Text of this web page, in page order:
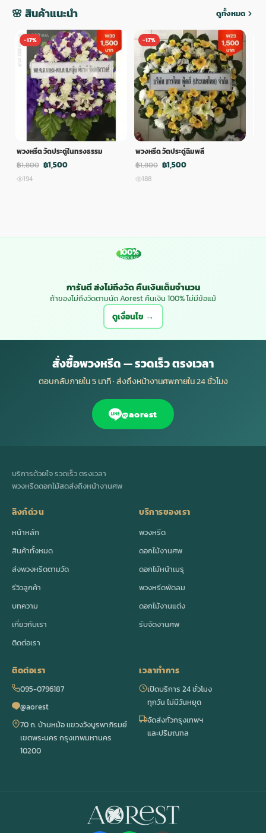
🌸 สินค้าแนะนำ ดูทั้งหมด
-17%
พวงหรีด วัดประดู่ในทรงธรรม
฿1,800 ฿1,500
194
-17%
พวงหรีด วัดประดู่ฉิมพลี
฿1,800 ฿1,500
188
100%
MONEY BACK
การันตี ส่งไม่ถึงวัด คืนเงินเต็มจำนวน
ถ้าของไม่ถึงวัดตามนัด Aorest คืนเงิน 100% ไม่มีข้อแม้
ดูเงื่อนไข →
สั่งซื้อพวงหรีด — รวดเร็ว ตรงเวลา
ตอบกลับภายใน 5 นาที · ส่งถึงหน้างานศพภายใน 24 ชั่วโมง
@aorest
บริการด้วยใจ รวดเร็ว ตรงเวลา
พวงหรีดดอกไม้สดส่งถึงหน้างานศพ
ลิงก์ด่วน
หน้าหลัก
สินค้าทั้งหมด
ส่งพวงหรีดตามวัด
รีวิวลูกค้า
บทความ
เกี่ยวกับเรา
ติดต่อเรา
บริการของเรา
พวงหรีด
ดอกไม้งานศพ
ดอกไม้หน้าเมรุ
พวงหรีดพัดลม
ดอกไม้งานแต่ง
รับจัดงานศพ
ติดต่อเรา
095-0796187
@aorest
70 ถ. บ้านหม้อ แขวงวังบูรพาภิรมย์
เขตพระนคร กรุงเทพมหานคร
10200
เวลาทำการ
เปิดบริการ 24 ชั่วโมง
ทุกวัน ไม่มีวันหยุด
จัดส่งทั่วกรุงเทพฯ
และปริมณฑล